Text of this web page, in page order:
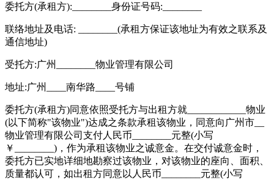
委托方(承租方):________身份证号码:________
联络地址及电话: ________(承租方保证该地址为有效之联系及
通信地址)
受托方:广州________物业管理有限公司
地址:广州____南华路____号铺
委托方(承租方)同意依照受托方与出租方就____________物业
(以下简称"该物业")达成之条款承租该物业，同意向广州市__
物业管理有限公司支付人民币________元整(小写
￥________)，作为承租该物业之诚意金。在交付诚意金时，
委托方已实地详细地勘察过该物业，对该物业的座向、面积、
质量都认可，如出租方同意以人民币________元整(小写